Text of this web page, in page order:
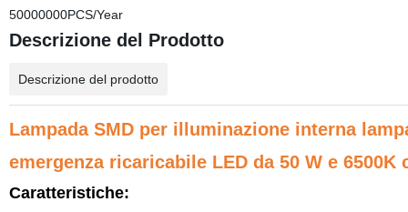
50000000PCS/Year
Descrizione del Prodotto
Descrizione del prodotto
Lampada SMD per illuminazione interna
emergenza ricaricabile LED da 50 W e
Caratteristiche: